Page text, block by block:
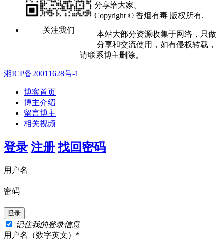
关注我们
分享给大家。
Copyright © 香烟有毒 版权所有.
本站大部分资源收集于网络，只做
分享和交流使用，如有侵权转载，
请联系博主删除。
湘ICP备20011628号-1
博客首页
博主介绍
留言博主
相关视频
登录 注册 找回密码
用户名
密码
记住我的登录信息
用户名（数字英文）*